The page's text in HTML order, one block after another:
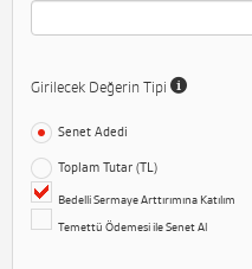
Girilecek Değerin Tipi
Senet Adedi
Toplam Tutar (TL)
Bedelli Sermaye Arttırımına Katılım
Temettü Ödemesi ile Senet Al